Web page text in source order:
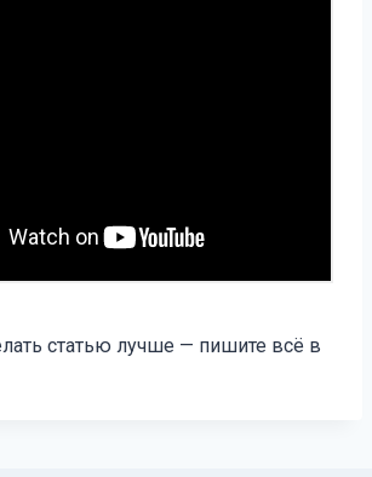
статью лучше — пишите всё в